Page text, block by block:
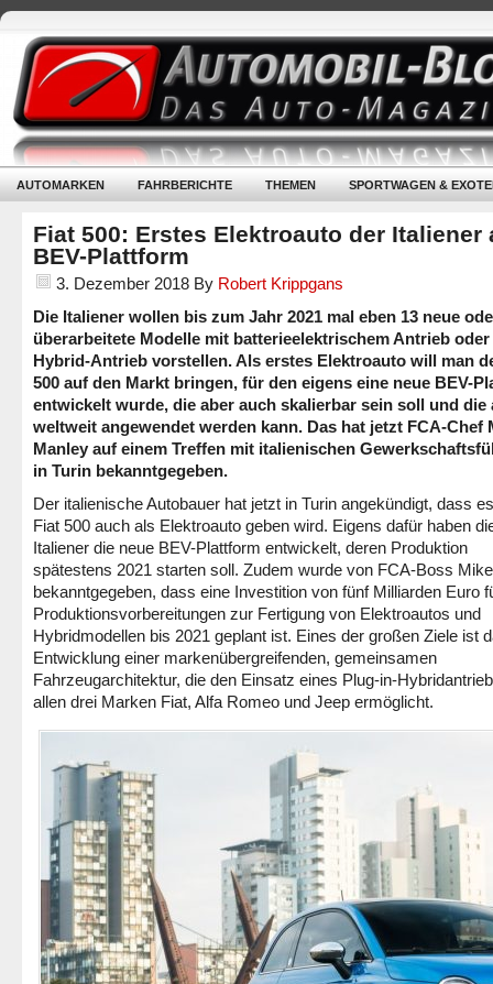
AUTOMARKEN FAHRBERICHTE THEMEN SPORTWAGEN &
Fiat 500: Erstes Elektroauto der Italiener
BEV-Plattform
3. Dezember 2018 By Robert Krippgans
Die Italiener wollen bis zum Jahr 2021 mal eben 13 neue
überarbeitete Modelle mit batterieelektrischem Antrieb
Hybrid-Antrieb vorstellen. Als erstes Elektroauto will man
500 auf den Markt bringen, für den eigens eine neue BEV-
entwickelt wurde, die aber auch skalierbar sein soll und die
weltweit angewendet werden kann. Das hat jetzt FCA-Chef
Manley auf einem Treffen mit italienischen
in Turin bekanntgegeben.
Der italienische Autobauer hat jetzt in Turin angekündigt, dass
Fiat 500 auch als Elektroauto geben wird. Eigens dafür haben
Italiener die neue BEV-Plattform entwickelt, deren Produktion
spätestens 2021 starten soll. Zudem wurde von FCA-Boss
bekanntgegeben, dass eine Investition von fünf Milliarden Euro
Produktionsvorbereitungen zur Fertigung von Elektroautos und
Hybridmodellen bis 2021 geplant ist. Eines der großen Ziele ist
Entwicklung einer markenübergreifenden, gemeinsamen
Fahrzeugarchitektur, die den Einsatz eines Plug-in-
allen drei Marken Fiat, Alfa Romeo und Jeep ermöglicht.